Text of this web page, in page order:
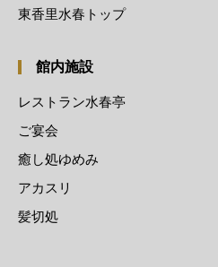
東香里水春トップ
館内施設
レストラン水春亭
ご宴会
癒し処ゆめみ
アカスリ
髪切処